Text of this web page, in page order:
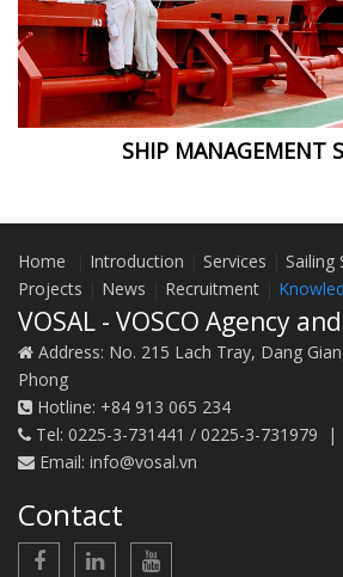
SHIP MANAGEMENT
Home Introduction Services Sailing
Projects
News Recruitment
VOSAL - VOSCO Agency
Address: No. 215 Lach Tray, Dang
Phong
Hotline: +84 913 065 234
Tel: 0225-3-731441 / 0225-3-731979 |
Email: info@vosal.vn
Contact